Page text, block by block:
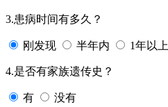
3.患病时间有多久？
刚发现 半年内 1年以上
4.是否有家族遗传史？
有 没有